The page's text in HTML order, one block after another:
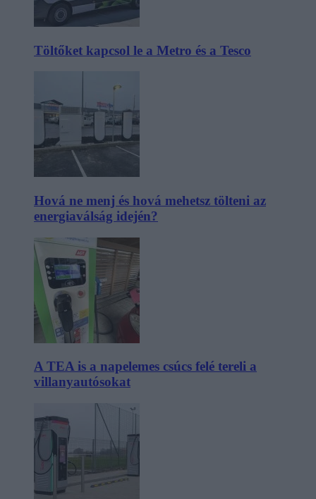
Töltőket kapcsol le a Metro és a Tesco
Hová ne menj és hová mehetsz tölteni az
energiaválság idején?
A TEA is a napelemes csúcs felé tereli a
villanyautósokat